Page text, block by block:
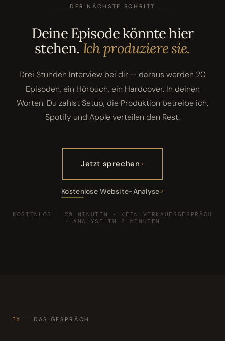
DER NÄCHSTE SCHRITT
Deine Episode könnte hier
stehen.Ich produziere sie.
Drei Stunden Interview bei dir — daraus werden 20
Episoden, ein Hörbuch, ein Hardcover. In deinen
Worten. Du zahlst Setup, die Produktion betreibe ich,
Spotify und Apple verteilen den Rest.
Jetzt sprechen
Kostenlose Website-Analyse
KOSTENLOS · 20 MINUTEN · KEIN VERKAUFSGESPRÄCH
· ANALYSE IN 3 MINUTEN
IX DAS GESPRÄCH